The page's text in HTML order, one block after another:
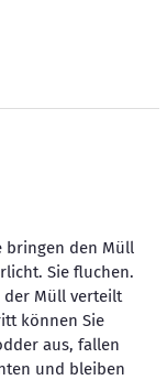
bringen den Müll
Sie fluchen.
der Müll verteilt
können Sie
aus, fallen
und bleiben